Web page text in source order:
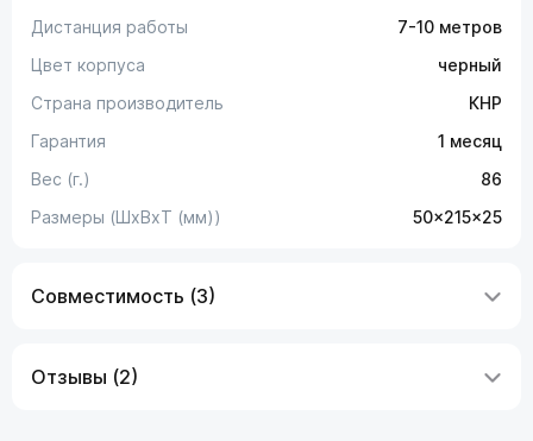
Дистанция работы
7-10 метров
Цвет корпуса
черный
Страна производитель
КНР
Гарантия
1 месяц
Вес (г.)
86
Размеры (ШxВxТ (мм))
50x215x25
Совместимость (3)
Отзывы (2)